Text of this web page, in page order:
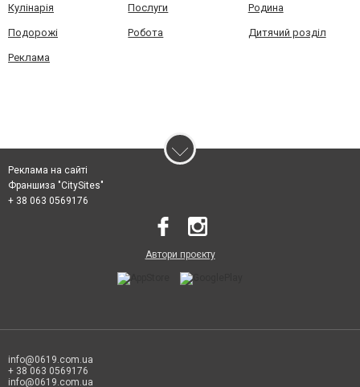
Кулінарія Послуги Родина
Подорожі Робота Дитячий розділ
Реклама
Реклама на сайті
Франшиза "CitySites"
+ 38 063 0569176
Автори проєкту
info@0619.com.ua
+ 38 063 0569176
info@0619.com.ua